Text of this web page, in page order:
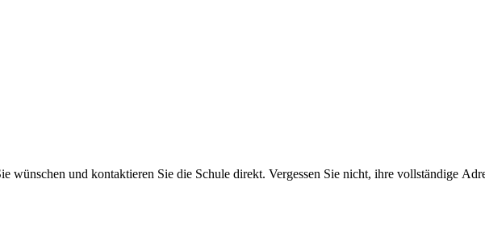
wünschen und kontaktieren Sie die Schule direkt. Vergessen Sie nicht, ihre vollständige